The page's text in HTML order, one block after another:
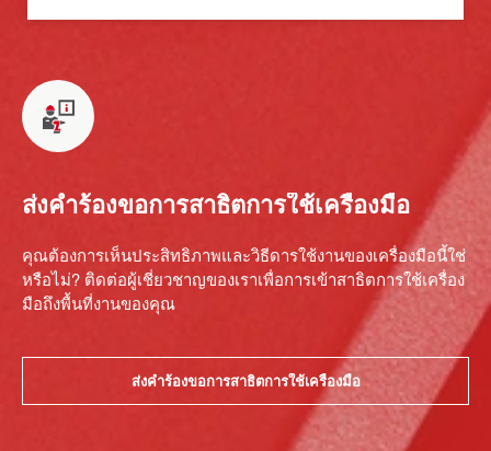
ส่งคำร้องขอการสาธิตการใช้เครื่องมือ
คุณต้องการเห็นประสิทธิภาพและวิธีดารใช้งานของเครื่องมือนี้ใช่
หรือไม่? ติดต่อผู้เชี่ยวชาญของเราเพื่อการเข้าสาธิตการใช้เครื่อง
มือถึงพื้นที่งานของคุณ
ส่งคำร้องขอการสาธิตการใช้เครื่องมือ